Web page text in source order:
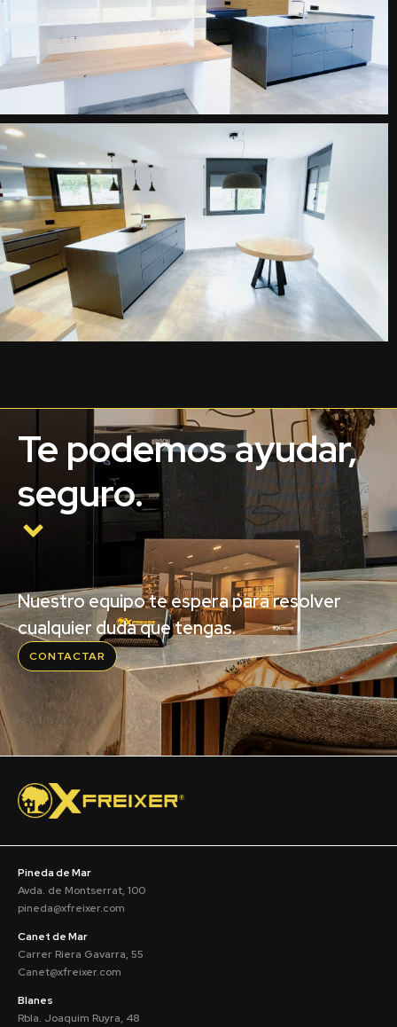
Te podemos ayudar,
seguro.
Nuestro equipo te espera para resolver
cualquier duda que tengas.
CONTACTAR
Pineda de Mar
Avda. de Montserrat, 100
pineda@xfreixer.com
Canet de Mar
Carrer Riera Gavarra, 55
Canet@xfreixer.com
Blanes
Rbla. Joaquim Ruyra, 48